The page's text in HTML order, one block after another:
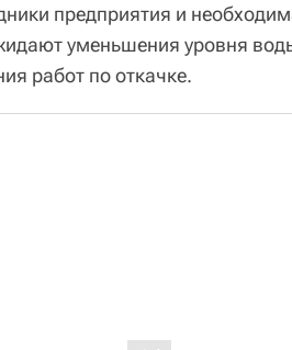
предприятия и
уменьшения уровня
работ по откачке.